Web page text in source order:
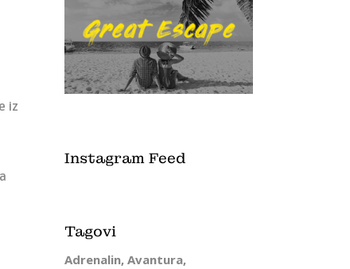
iz
Instagram Feed
Tagovi
Adrenalin Avantura